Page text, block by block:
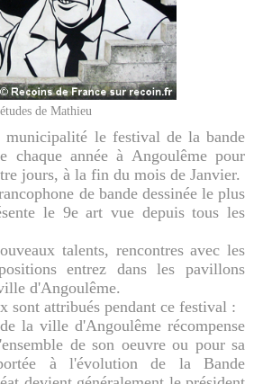
de Mathieu
le festival de la bande
chaque année à Angoulême pour
jours, à la fin du mois de Janvier.
de bande dessinée le plus
le 9e art vue depuis tous les
talents, rencontres avec les
entrez dans les pavillons
d'Angoulême.
sont attribués pendant ce festival :
la ville d'Angoulême récompense
de son oeuvre ou pour sa
à l'évolution de la Bande